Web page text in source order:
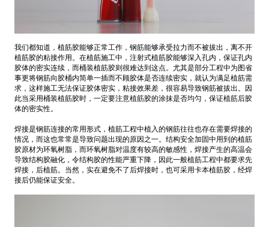
我们都知道，植筋胶能够正常工作，钢筋能够承受拉力而不被拔出，离不开
植筋胶的粘接作用。在植筋施工中，注射式植筋胶能够深入孔内，保证孔内
胶体的密实连续，而桶装植筋胶则很难达到这点。尤其是部分工程中为图省
事更将钢筋向胶桶内简单一插而不顾胶体是否连续密实，就认为满足植筋需
求，这样施工无法保证胶体密实，粘接效果差，很容易导致钢筋被拔出。因
此当采用桶装植筋胶时，一定要注意植筋胶的涂抹是否均匀，保证植筋后胶
体的密实性。
焊接是钢筋连接的常用形式，植筋工程中植入的钢筋往往也存在需要焊接的
情况，而这也常常是导致问题出现的原因之一。结构安全加固中用到的植筋
胶原材为环氧树脂，而环氧树脂对温度有较高的敏感性，焊接产生的高温会
导致结构胶融化，令结构胶的性能严重下降，因此一般植筋工程中都要求先
焊接，后植筋。当然，实在避免不了后焊接时，也可采用卡本植筋胶，经焊
接后仍能保证安全。